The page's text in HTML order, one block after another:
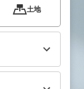
土地